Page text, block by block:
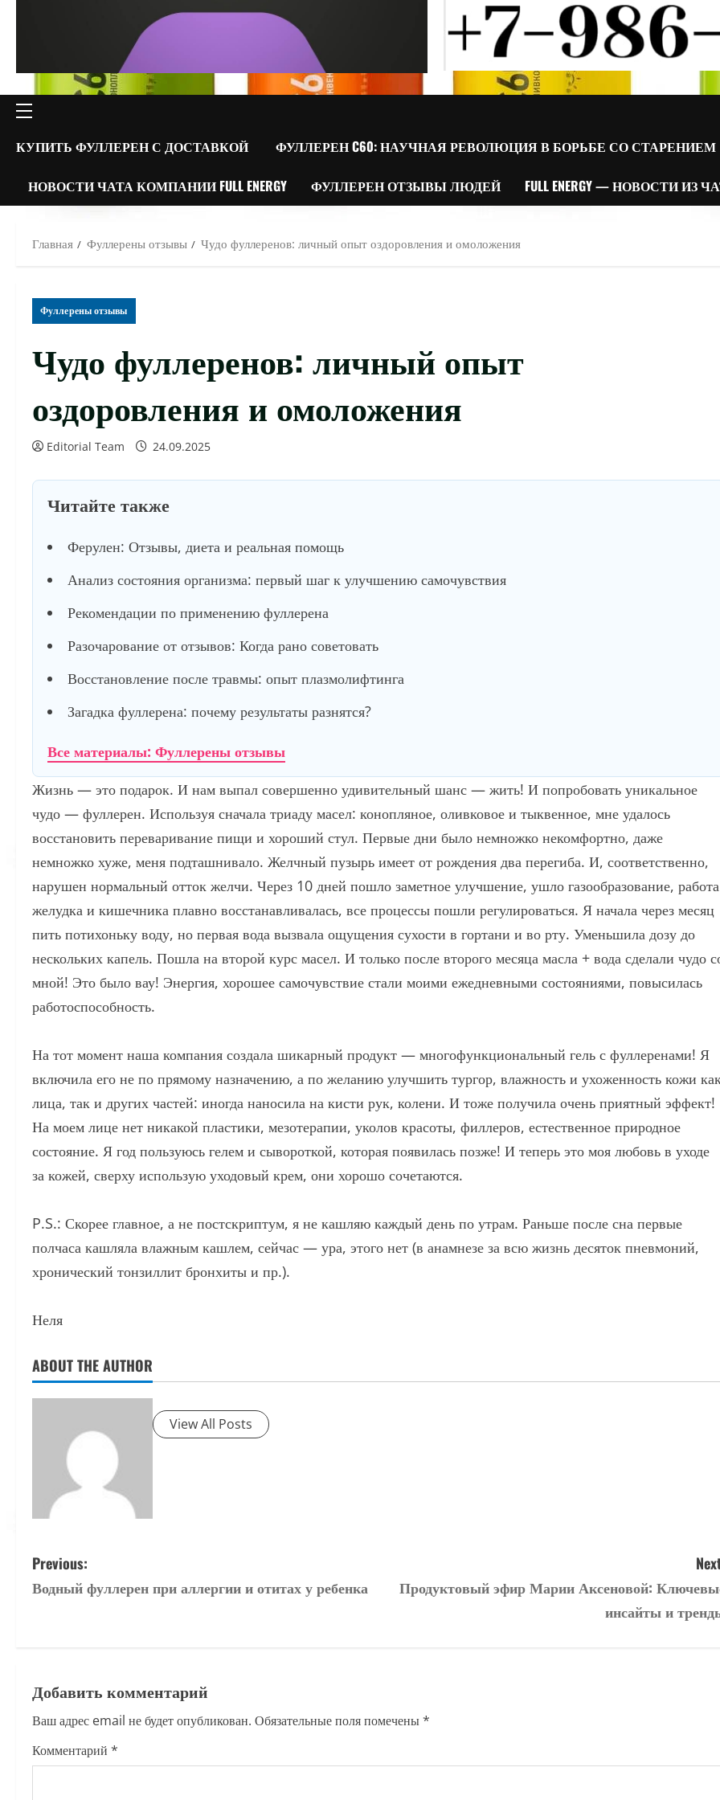
ОСНОВНОЕ
МЕНЮ
КУПИТЬ ФУЛЛЕРЕН С ДОСТАВКОЙ ФУЛЛЕРЕН C60: НАУЧНАЯ РЕВОЛЮЦИЯ В БОРЬБЕ СО СТАРЕНИЕМ
НОВОСТИ ЧАТА КОМПАНИИ FULL ENERGY ФУЛЛЕРЕН ОТЗЫВЫ ЛЮДЕЙ FULL ENERGY — НОВОСТИ ИЗ
Главная Фуллерены отзывы Чудо фуллеренов: личный опыт оздоровления и омоложения
Фуллерены отзывы
Чудо фуллеренов: личный опыт
оздоровления и омоложения
Editorial Team 24.09.2025
Читайте также
Ферулен: Отзывы, диета и реальная помощь
Анализ состояния организма: первый шаг к улучшению самочувствия
Рекомендации по применению фуллерена
Разочарование от отзывов: Когда рано советовать
Восстановление после травмы: опыт плазмолифтинга
Загадка фуллерена: почему результаты разнятся?
Все материалы: Фуллерены отзывы
Жизнь — это подарок. И нам выпал совершенно удивительный шанс — жить! И попробовать уникальное
чудо — фуллерен. Используя сначала триаду масел: конопляное, оливковое и тыквенное, мне удалось
восстановить переваривание пищи и хороший стул. Первые дни было немножко некомфортно, даже
немножко хуже, меня подташнивало. Желчный пузырь имеет от рождения два перегиба. И, соответственно,
нарушен нормальный отток желчи. Через 10 дней пошло заметное улучшение, ушло газообразование, работа
желудка и кишечника плавно восстанавливалась, все процессы пошли регулироваться. Я начала через месяц
пить потихоньку воду, но первая вода вызвала ощущения сухости в гортани и во рту. Уменьшила дозу до
нескольких капель. Пошла на второй курс масел. И только после второго месяца масла + вода сделали чудо
мной! Это было вау! Энергия, хорошее самочувствие стали моими ежедневными состояниями, повысилась
работоспособность.
На тот момент наша компания создала шикарный продукт — многофункциональный гель с фуллеренами! Я
включила его не по прямому назначению, а по желанию улучшить тургор, влажность и ухоженность кожи
лица, так и других частей: иногда наносила на кисти рук, колени. И тоже получила очень приятный эффект!
На моем лице нет никакой пластики, мезотерапии, уколов красоты, филлеров, естественное природное
состояние. Я год пользуюсь гелем и сывороткой, которая появилась позже! И теперь это моя любовь в уходе
за кожей, сверху использую уходовый крем, они хорошо сочетаются.
P.S.: Скорее главное, а не постскриптум, я не кашляю каждый день по утрам. Раньше после сна первые
полчаса кашляла влажным кашлем, сейчас — ура, этого нет (в анамнезе за всю жизнь десяток пневмоний,
хронический тонзиллит бронхиты и пр.).
Неля
ABOUT THE AUTHOR
View All Posts
P
o
n
a
v
Previous:
Водный фуллерен при аллергии и отитах у ребенка
Продуктовый эфир Марии Аксеновой:
инсайты и
Добавить комментарий
Ваш адрес email не будет опубликован. Обязательные поля помечены*
Комментарий *